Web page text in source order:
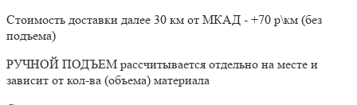
Стоимость доставки далее 30 км от МКАД - +70 р\км (без
подъема)
РУЧНОЙ ПОДЪЕМ рассчитывается отдельно на месте и
зависит от кол-ва (объема) материала